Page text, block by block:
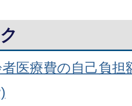
医療費の自己負